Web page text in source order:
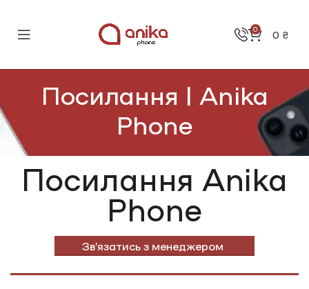
0 0 ₴
Посилання | Anika
Phone
Посилання Anika
Phone
Звʼязатись з менеджером